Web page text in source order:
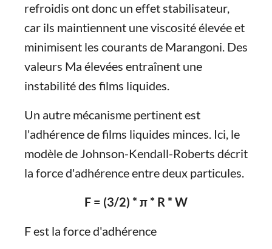
refroidis ont donc un effet stabilisateur,
car ils maintiennent une viscosité élevée et
minimisent les courants de Marangoni. Des
valeurs Ma élevées entraînent une
instabilité des films liquides.
Un autre mécanisme pertinent est
l'adhérence de films liquides minces. Ici, le
modèle de Johnson-Kendall-Roberts décrit
la force d'adhérence entre deux particules.
F = (3/2) * π * R * W
F est la force d'adhérence